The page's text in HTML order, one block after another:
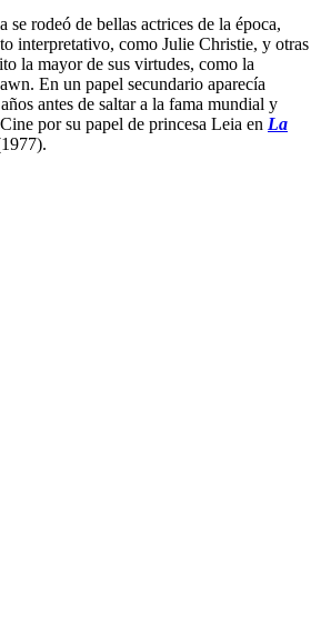
se rodeó de bellas actrices de la época,
interpretativo, como Julie Christie, y otras
la mayor de sus virtudes, como la
En un papel secundario aparecía
antes de saltar a la fama mundial y
por su papel de princesa Leia en La